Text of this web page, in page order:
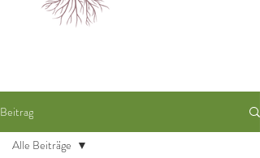
Beitrag
Alle Beiträge